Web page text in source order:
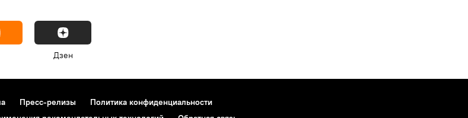
Дзен
Пресс-релизы
Политика конфиденциальности